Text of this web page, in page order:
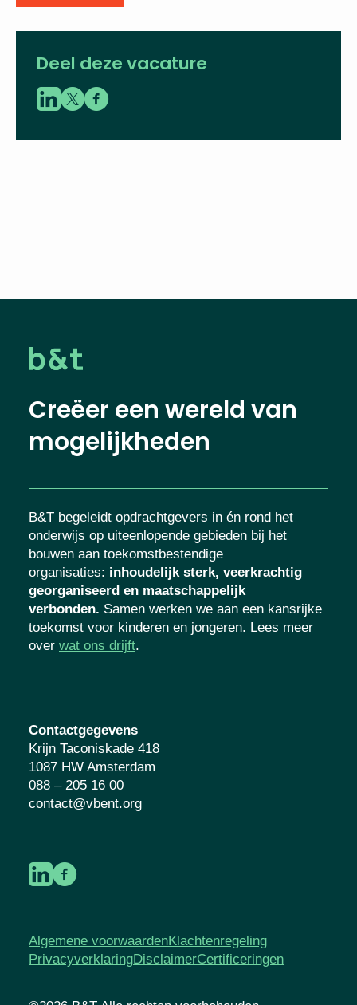
Creëer een wereld van
mogelijkheden
B&T begeleidt opdrachtgevers in én rond het
onderwijs op uiteenlopende gebieden bij het
bouwen aan toekomstbestendige
organisaties: inhoudelijk sterk, veerkrachtig
georganiseerd en maatschappelijk
verbonden. Samen werken we aan een
kansrijke toekomst voor kinderen en
jongeren. Lees meer over
Contactgegevens
Krijn Taconiskade 418
1087 HW Amsterdam
088 – 205 16 00
contact@vbent.org
Algemene voorwaardenKlachtenregeling
PrivacyverklaringDisclaimerCertificeringen